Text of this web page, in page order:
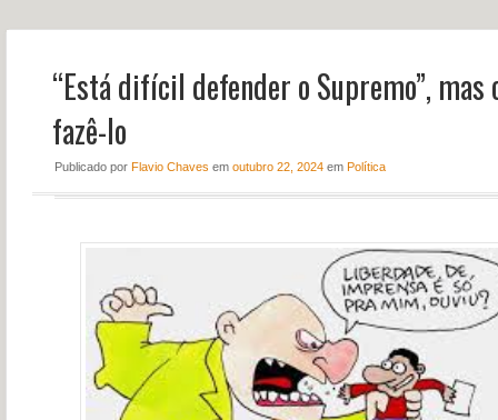
NOTÍCIAS PERFIL
“Está difícil defender o Supremo”, mas
fazê-lo
Publicado por Flavio Chaves em outubro 22, 2024em Política